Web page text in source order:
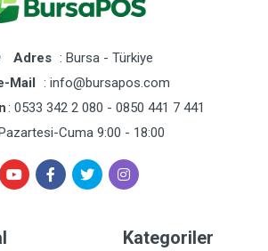
Adres : Bursa - Türkiye
Mail : info@bursapos.com
: 0533 342 2 080 - 0850 441 7 441
Cuma 9:00 - 18:00
Kategoriler